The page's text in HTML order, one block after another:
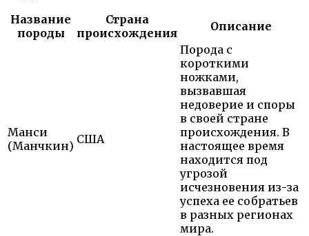
Название
породы
Страна
происхождения
Описание
Манси
(Манчкин) США
Порода с
короткими
ножками,
вызвавшая
недоверие и споры
в своей стране
происхождения. В
настоящее время
находится под
угрозой
исчезновения из-за
успеха ее собратьев
в разных регионах
мира.